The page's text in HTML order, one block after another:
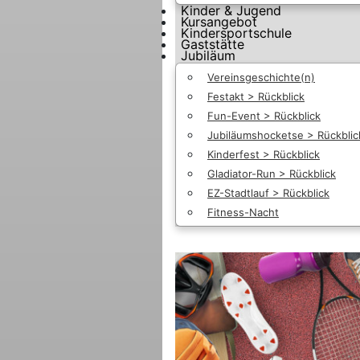
Kinder & Jugend
Kursangebot
Kindersportschule
Gaststätte
Jubiläum
Vereinsgeschichte(n)
Festakt > Rückblick
Fun-Event > Rückblick
Jubiläumshocketse >
Kinderfest > Rückblick
Gladiator-Run > Rückblick
EZ-Stadtlauf > Rückblick
Fitness-Nacht